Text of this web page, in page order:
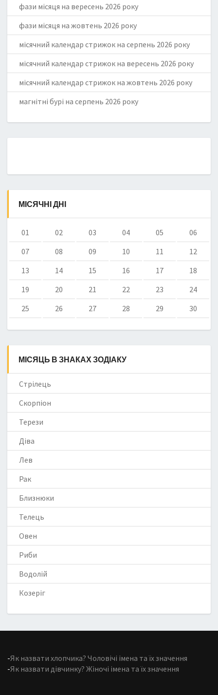
фази місяця на вересень 2026 року
фази місяця на жовтень 2026 року
місячний календар стрижок на серпень 2026 року
місячний календар стрижок на вересень 2026 року
місячний календар стрижок на жовтень 2026 року
магнітні бурі на серпень 2026 року
МІСЯЧНІ ДНІ
01 02 03 04 05
06
07
08 09 10 11
12
13
14 15 16 17
18
19
20 21 22 23
24
25
26 27 28 29 30
МІСЯЦЬ В ЗНАКАХ ЗОДІАКУ
Стрілець
Скорпіон
Терези
Діва
Лев
Рак
Близнюки
Телець
Овен
Риби
Водолій
Козеріг
-Як назвати хлопчика? Чоловічі імена та їх значення
-Як назвати дівчинку? Жіночі імена та їх значення